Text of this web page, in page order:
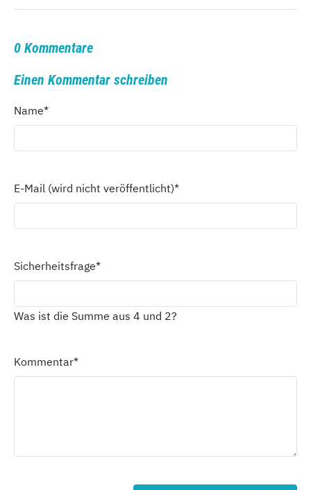
0 Kommentare
Einen Kommentar schreiben
Name*
E-Mail (wird nicht veröffentlicht)*
Sicherheitsfrage*
Was ist die Summe aus 4 und 2?
Kommentar*